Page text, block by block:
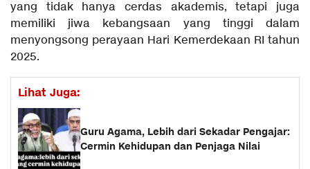
yang tidak hanya cerdas akademis, tetapi juga
memiliki jiwa kebangsaan yang tinggi dalam
menyongsong perayaan Hari Kemerdekaan RI tahun
2025.
Lihat Juga:
Guru Agama, Lebih dari Sekadar Pengajar:
Cermin Kehidupan dan Penjaga Nilai